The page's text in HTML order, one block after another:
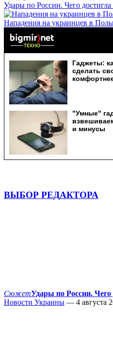
Удары по России. Чего
Нападения на украинцев в
ВЫБОР РЕДАКТОРА
СюжетУдары по России. Чего
Новости Украины — 4 августа